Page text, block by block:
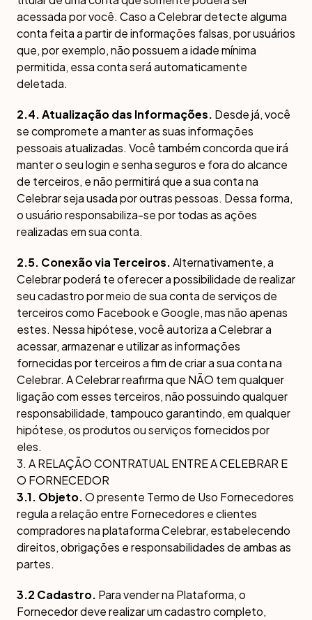
acessada por você. Caso a Celebrar detecte alguma
conta feita a partir de informações falsas, por usuários
que, por exemplo, não possuem a idade mínima
permitida, essa conta será automaticamente
deletada.
2.4. Atualização das Informações. Desde já, você
se compromete a manter as suas informações
pessoais atualizadas. Você também concorda que irá
manter o seu login e senha seguros e fora do alcance
de terceiros, e não permitirá que a sua conta na
Celebrar seja usada por outras pessoas. Dessa forma,
o usuário responsabiliza-se por todas as ações
realizadas em sua conta.
2.5. Conexão via Terceiros.Alternativamente, a
Celebrar poderá te oferecer a possibilidade de realizar
seu cadastro por meio de sua conta de serviços de
terceiros como Facebook e Google, mas não apenas
estes. Nessa hipótese, você autoriza a Celebrar a
acessar, armazenar e utilizar as informações
fornecidas por terceiros a fim de criar a sua conta na
Celebrar. A Celebrar reafirma que NÃO tem qualquer
ligação com esses terceiros, não possuindo qualquer
responsabilidade, tampouco garantindo, em qualquer
hipótese, os produtos ou serviços fornecidos por
eles.
3. A RELAÇÃO CONTRATUAL ENTRE A CELEBRAR E
O FORNECEDOR
3.1. Objeto.O presente Termo de Uso Fornecedores
regula a relação entre Fornecedores e clientes
compradores na plataforma Celebrar, estabelecendo
direitos, obrigações e responsabilidades de ambas as
partes.
3.2 Cadastro. Para vender na Plataforma, o
Fornecedor deve realizar um cadastro completo,